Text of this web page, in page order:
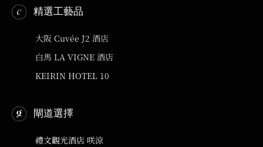
精選工藝品
大阪 Cuvée J2 酒店
白馬 LA VIGNE 酒店
KEIRIN HOTEL 10
閘道選擇
禮文觀光酒店 咲涼